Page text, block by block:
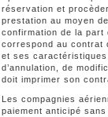
réservation et
prestation au moyen
confirmation de la part
correspond au contrat
et ses
d’annulation, de
doit imprimer son
Les compagnies
paiement anticipé